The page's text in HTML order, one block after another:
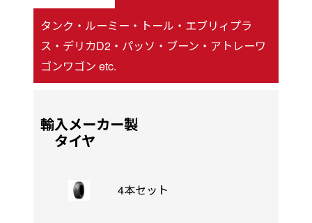
タンク・ルーミー・トール・エブリィプラ
ス・デリカD2・パッソ・ブーン・アトレーワ
ゴンワゴン etc.
輸入メーカー製
タイヤ
4本セット